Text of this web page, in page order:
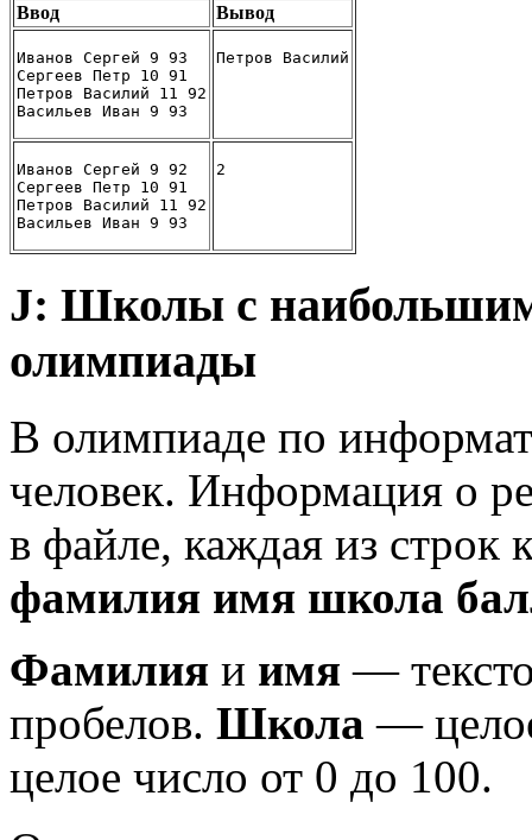
Ввод Вывод
Иванов Сергей 9 93
Сергеев Петр 10 91
Петров Василий 11 92
Васильев Иван 9 93
Петров Василий
Иванов Сергей 9 92
Сергеев Петр 10 91
Петров Василий 11 92
Васильев Иван 9 93
2
J: Школы с
олимпиады
В олимпиаде по
человек. Информация о
в файле, каждая из строк
фамилия имя школа
Фамилия и имя —
пробелов. Школа —
целое число от 0 до 100.